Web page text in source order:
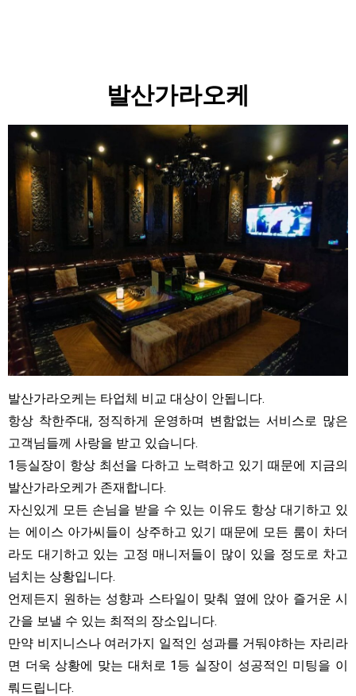
발산가라오케
발산가라오케는 타업체 비교 대상이 안됩니다.
항상 착한주대, 정직하게 운영하며 변함없는 서비스로 많은
고객님들께 사랑을 받고 있습니다.
1등실장이 항상 최선을 다하고 노력하고 있기 때문에 지금의
발산가라오케가 존재합니다.
자신있게 모든 손님을 받을 수 있는 이유도 항상 대기하고 있
는 에이스 아가씨들이 상주하고 있기 때문에 모든 룸이 차더
라도 대기하고 있는 고정 매니저들이 많이 있을 정도로 차고
넘치는 상황입니다.
언제든지 원하는 성향과 스타일이 맞춰 옆에 앉아 즐거운 시
간을 보낼 수 있는 최적의 장소입니다.
만약 비지니스나 여러가지 일적인 성과를 거둬야하는 자리라
면 더욱 상황에 맞는 대처로 1등 실장이 성공적인 미팅을 이
뤄드립니다.